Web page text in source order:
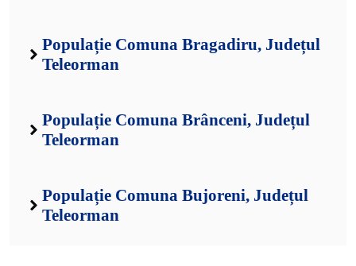
Populație Comuna Bragadiru, Județul
Teleorman
Populație Comuna Brânceni, Județul
Teleorman
Populație Comuna Bujoreni, Județul
Teleorman